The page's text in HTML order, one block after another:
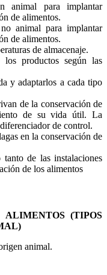
animal para implantar
de alimentos.
animal para implantar
de alimentos.
de almacenaje.
los productos según las
y adaptarlos a cada tipo
de la conservación de
de su vida útil. La
de control.
en la conservación de
de las instalaciones
de los alimentos
ALIMENTOS (TIPOS
animal.